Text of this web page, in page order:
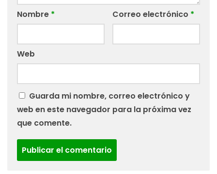
Nombre * Correo electrónico *
Web
Guarda mi nombre, correo electrónico y
web en este navegador para la próxima vez
que comente.